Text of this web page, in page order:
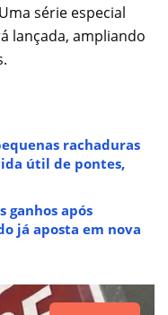
série especial
lançada, ampliando
rachaduras
útil de pontes,
ganhos após
já aposta em nova